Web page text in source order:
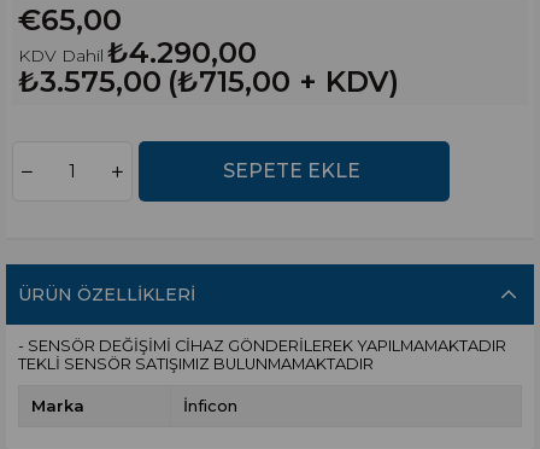
€65,00
KDV Dahil ₺4.290,00
₺3.575,00 (₺715,00 + KDV)
ÜRÜN ÖZELLIKLERI
- SENSÖR DEĞİŞİMİ CİHAZ GÖNDERİLEREK YAPILMAMAKTADIR
TEKLİ SENSÖR SATIŞIMIZ BULUNMAMAKTADIR
Marka İnficon